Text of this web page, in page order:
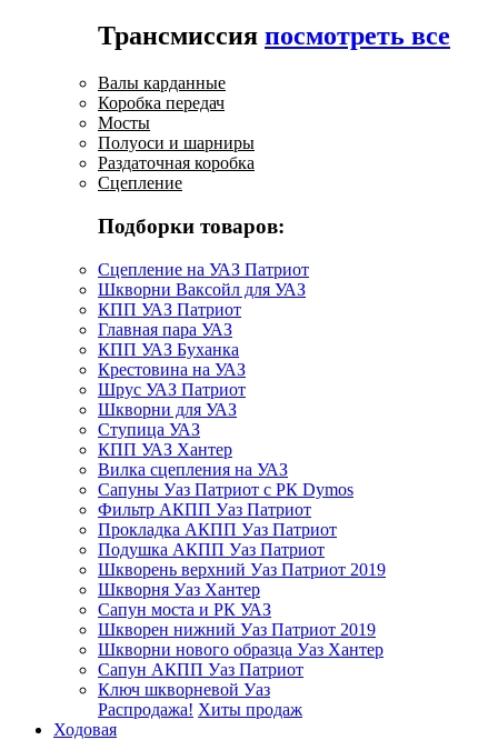
Трансмиссия посмотреть все
Валы карданные
Коробка передач
Мосты
Полуоси и шарниры
Раздаточная коробка
Сцепление
Подборки товаров:
Сцепление на УАЗ Патриот
Шкворни Ваксойл для УАЗ
КПП УАЗ Патриот
Главная пара УАЗ
КПП УАЗ Буханка
Крестовина на УАЗ
Шрус УАЗ Патриот
Шкворни для УАЗ
Ступица УАЗ
КПП УАЗ Хантер
Вилка сцепления на УАЗ
Сапуны Уаз Патриот с РК Dymos
Фильтр АКПП Уаз Патриот
Прокладка АКПП Уаз Патриот
Подушка АКПП Уаз Патриот
Шкворень верхний Уаз Патриот 2019
Шкворня Уаз Хантер
Сапун моста и РК УАЗ
Шкворен нижний Уаз Патриот 2019
Шкворни нового образца Уаз Хантер
Сапун АКПП Уаз Патриот
Ключ шкворневой Уаз
Распродажа! Хиты продаж
Ходовая